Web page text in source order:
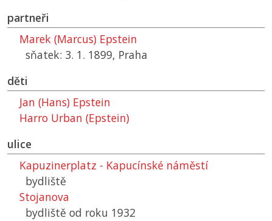
partneři
Marek (Marcus) Epstein
sňatek: 3. 1. 1899, Praha
děti
Jan (Hans) Epstein
Harro Urban (Epstein)
ulice
Kapuzinerplatz - Kapucínské náměstí
bydliště
Stojanova
bydliště od roku 1932